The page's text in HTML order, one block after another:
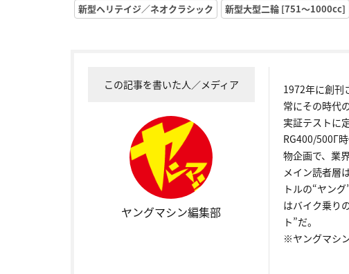
新型ヘリテイジ／ネオクラシック
新型大型二輪 [751〜1000cc]
この記事を書いた人／メディア
ヤングマシン編集部
1972年に創刊
常にその時代
実証テストに
RG400/500Γ
物企画で、業
メイン読者層
トルの“ヤン
はバイク乗り
ト”だ。
※ヤングマシ